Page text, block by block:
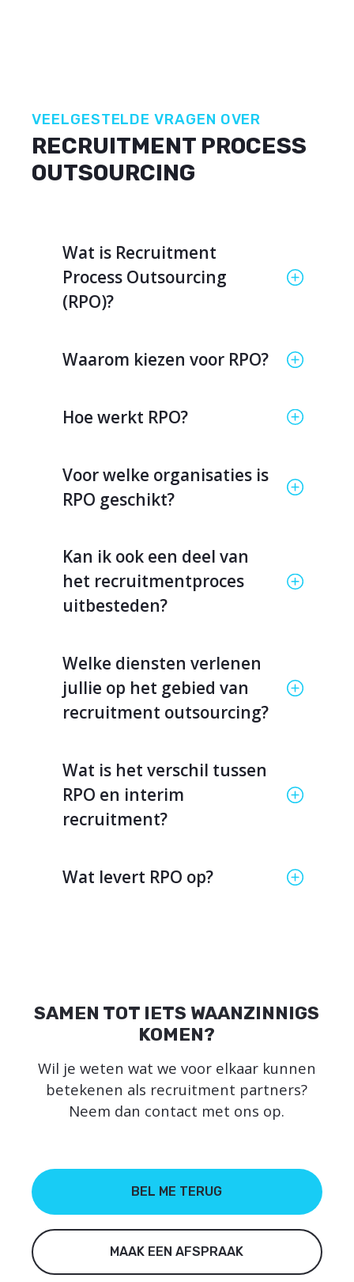
VEELGESTELDE VRAGEN OVER
RECRUITMENT PROCESS
OUTSOURCING
Wat is Recruitment
Process Outsourcing
(RPO)?
Waarom kiezen voor RPO?
Hoe werkt RPO?
Voor welke organisaties is
RPO geschikt?
Kan ik ook een deel van
het recruitmentproces
uitbesteden?
Welke diensten verlenen
jullie op het gebied van
recruitment outsourcing?
Wat is het verschil tussen
RPO en interim
recruitment?
Wat levert RPO op?
SAMEN TOT IETS WAANZINNIGS
KOMEN?
Wil je weten wat we voor elkaar kunnen
betekenen als recruitment partners?
Neem dan contact met ons op.
BEL ME TERUG
MAAK EEN AFSPRAAK